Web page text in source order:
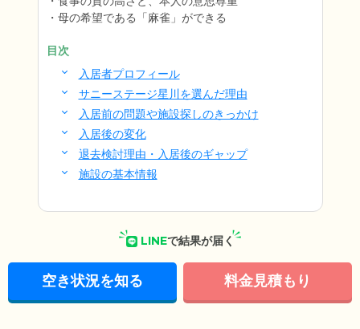
母の希望である「麻雀」ができる
目次
入居者プロフィール
サニーステージ星川を選んだ理由
入居前の問題や施設探しのきっかけ
入居後の変化
退去検討理由・入居後のギャップ
施設の基本情報
LINEで結果が届く
空き状況を知る 料金見積もり